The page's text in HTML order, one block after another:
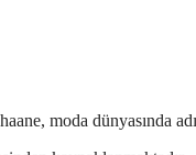
moda dünyasında